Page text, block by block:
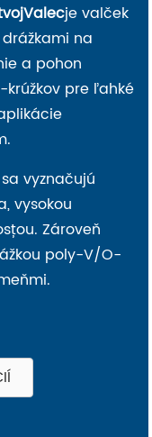
Valecje valček
na
a pohon
pre ľahké
vyznačujú
vysokou
Zároveň
poly-V/O-